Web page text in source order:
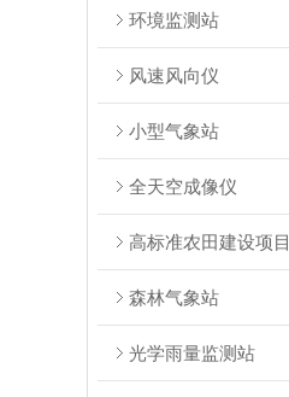
环境监测站
风速风向仪
小型气象站
全天空成像仪
高标准农田建设项目
森林气象站
光学雨量监测站